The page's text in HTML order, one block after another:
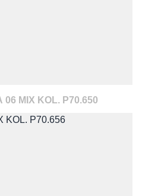
MIX KOL. P70.650